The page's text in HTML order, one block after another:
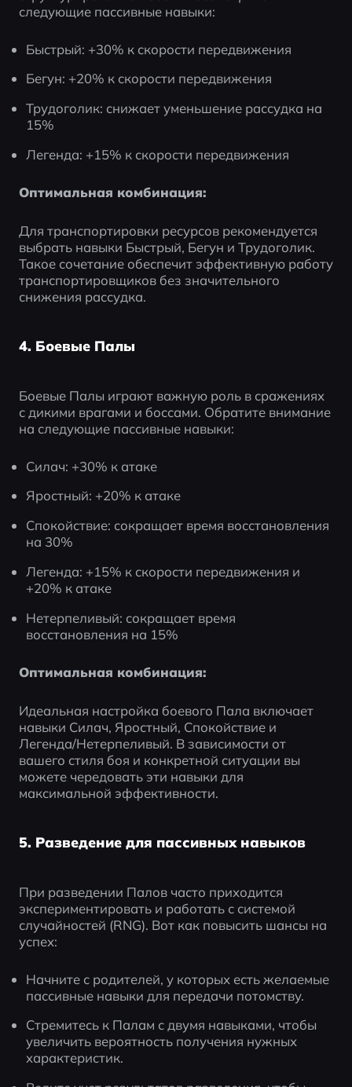
следующие пассивные навыки:
Быстрый: +30% к скорости передвижения
Бегун: +20% к скорости передвижения
Трудоголик: снижает уменьшение рассудка на
15%
Легенда: +15% к скорости передвижения
Оптимальная комбинация:
Для транспортировки ресурсов рекомендуется
выбрать навыки Быстрый, Бегун и Трудоголик.
Такое сочетание обеспечит эффективную работу
транспортировщиков без значительного
снижения рассудка.
4. Боевые Палы
Боевые Палы играют важную роль в сражениях
с дикими врагами и боссами. Обратите внимание
на следующие пассивные навыки:
Силач: +30% к атаке
Яростный: +20% к атаке
Спокойствие: сокращает время восстановления
на 30%
Легенда: +15% к скорости передвижения и
+20% к атаке
Нетерпеливый: сокращает время
восстановления на 15%
Оптимальная комбинация:
Идеальная настройка боевого Пала включает
навыки Силач, Яростный, Спокойствие и
Легенда/Нетерпеливый. В зависимости от
вашего стиля боя и конкретной ситуации вы
можете чередовать эти навыки для
максимальной эффективности.
5. Разведение для пассивных навыков
При разведении Палов часто приходится
экспериментировать и работать с системой
случайностей (RNG). Вот как повысить шансы на
успех:
Начните с родителей, у которых есть желаемые
пассивные навыки для передачи потомству.
Стремитесь к Палам с двумя навыками, чтобы
увеличить вероятность получения нужных
характеристик.